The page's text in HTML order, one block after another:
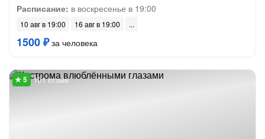
Расписание: в воскресенье в 19:00
10 авг в 19:00 16 авг в 19:00
1500 ₽за человека
101 отзыв